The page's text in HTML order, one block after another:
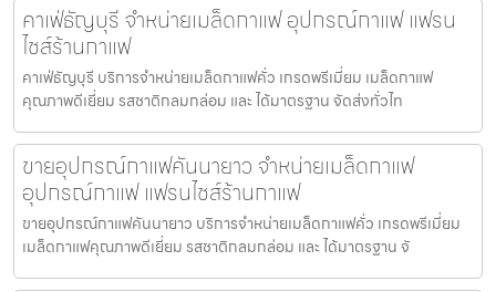
คาเฟ่ธัญบุรี จำหน่ายเมล็ดกาแฟ อุปกรณ์กาแฟ แฟรน
ไชส์ร้านกาแฟ
คาเฟ่ธัญบุรี บริการจำหน่ายเมล็ดกาแฟคั่ว เกรดพรีเมี่ยม เมล็ดกาแฟ
คุณภาพดีเยี่ยม รสชาติกลมกล่อม และ ได้มาตรฐาน จัดส่งทั่วไท
ขายอุปกรณ์กาแฟคันนายาว จำหน่ายเมล็ดกาแฟ
อุปกรณ์กาแฟ แฟรนไชส์ร้านกาแฟ
ขายอุปกรณ์กาแฟคันนายาว บริการจำหน่ายเมล็ดกาแฟคั่ว เกรดพรีเมี่ยม
เมล็ดกาแฟคุณภาพดีเยี่ยม รสชาติกลมกล่อม และ ได้มาตรฐาน จั